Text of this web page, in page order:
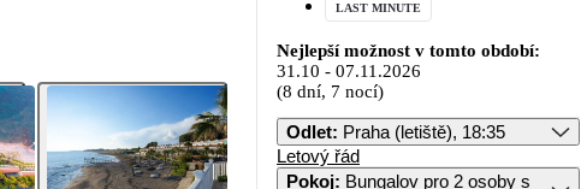
LAST MINUTE
Nejlepší možnost v tomto období:
31.10 - 07.11.2026
(8 dní, 7 nocí)
Odlet: Praha (letiště), 18:35
Letový řád
Pokoj: Bungalov pro 2 osoby s